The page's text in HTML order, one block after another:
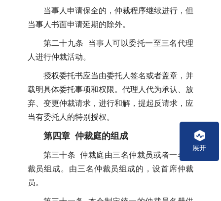
当事人申请保全的，仲裁程序继续进行，但
当事人书面申请延期的除外。
第二十九条 当事人可以委托一至三名代理
人进行仲裁活动。
授权委托书应当由委托人签名或者盖章，并
载明具体委托事项和权限。代理人代为承认、放
弃、变更仲裁请求，进行和解，提起反请求，应
当有委托人的特别授权。
第四章 仲裁庭的组成
第三十条 仲裁庭由三名仲裁员或者一名仲
裁员组成。由三名仲裁员组成的，设首席仲裁
员。
展开